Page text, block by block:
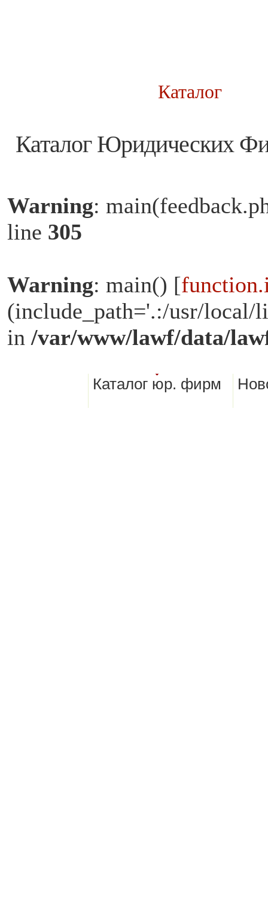
Каталог
Каталог Юридических
Warning:
line 305
Warning: main() [
(include_path='.:/usr/
in /var/www/lawf/data/
Каталог юр. фирм